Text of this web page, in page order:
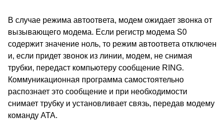
В случае режима автоответа, модем ожидает звонка от
вызывающего модема. Если регистр модема S0
содержит значение ноль, то режим автоответа отключен
и, если придет звонок из линии, модем, не снимая
трубки, передаст компьютеру сообщение RING.
Коммуникационная программа самостоятельно
распознает это сообщение и при необходимости
снимает трубку и установливает связь, передав модему
команду ATA.